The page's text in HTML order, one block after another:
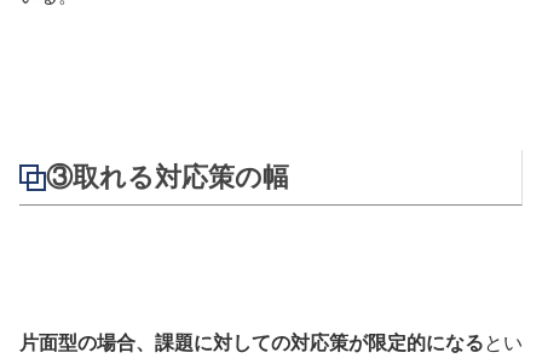
③取れる対応策の幅
片面型の場合、課題に対しての対応策が限定的になるとい